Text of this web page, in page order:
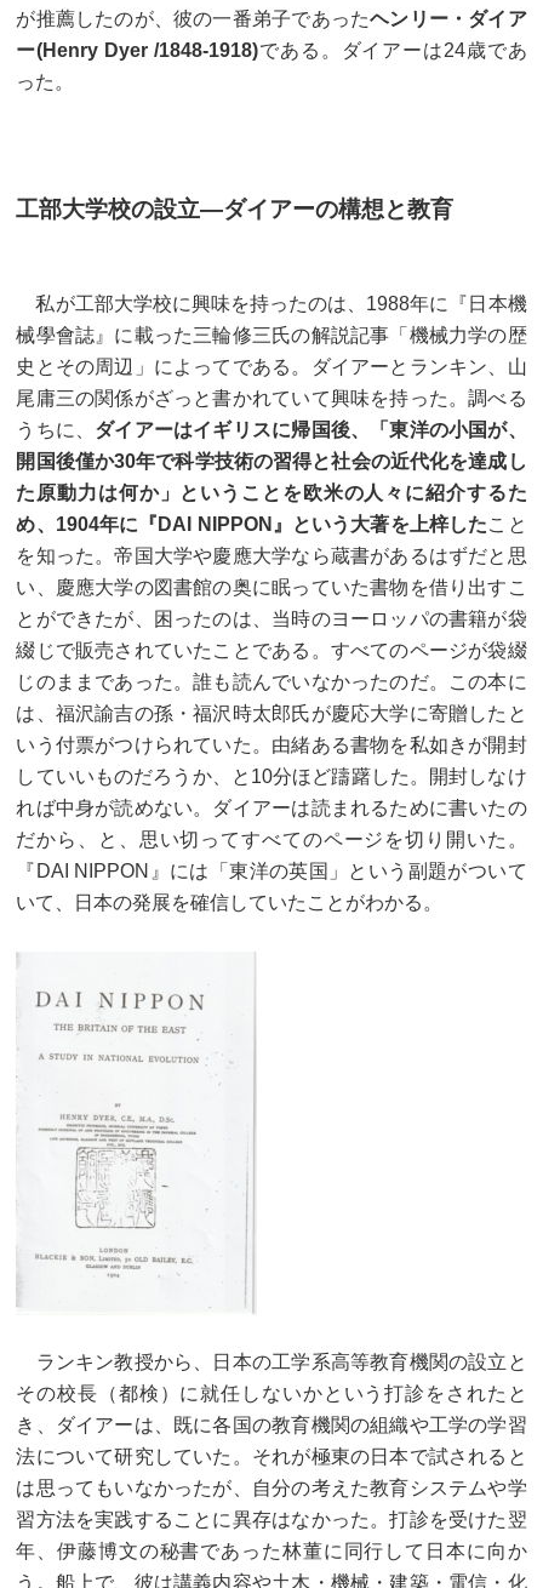
が推薦したのが、彼の一番弟子であったヘンリー・ダイア
ー(Henry Dyer /1848-1918)である。ダイアーは24歳であ
った。
工部大学校の設立—ダイアーの構想と教育
私が工部大学校に興味を持ったのは、1988年に『日本機
械學會誌』に載った三輪修三氏の解説記事「機械力学の歴
史とその周辺」によってである。ダイアーとランキン、山
尾庸三の関係がざっと書かれていて興味を持った。調べる
うちに、 ダイアーはイギリスに帰国後、「東洋の小国が、
開国後僅か30年で科学技術の習得と社会の近代化を達成し
た原動力は何か」ということを欧米の人々に紹介するた
め、1904年に『DAI NIPPON』という大著を上梓したこと
を知った。帝国大学や慶應大学なら蔵書があるはずだと思
い、慶應大学の図書館の奥に眠っていた書物を借り出すこ
とができたが、困ったのは、当時のヨーロッパの書籍が袋
綴じで販売されていたことである。すべてのページが袋綴
じのままであった。誰も読んでいなかったのだ。この本に
は、福沢諭吉の孫・福沢時太郎氏が慶応大学に寄贈したと
いう付票がつけられていた。由緒ある書物を私如きが開封
していいものだろうか、と10分ほど躊躇した。開封しなけ
れば中身が読めない。ダイアーは読まれるために書いたの
だから、と、思い切ってすべてのページを切り開いた。
『DAI NIPPON』には「東洋の英国」という副題がついて
いて、日本の発展を確信していたことがわかる。
ランキン教授から、日本の工学系高等教育機関の設立と
その校長（都検）に就任しないかという打診をされたと
き、ダイアーは、既に各国の教育機関の組織や工学の学習
法について研究していた。それが極東の日本で試されると
は思ってもいなかったが、自分の考えた教育システムや学
習方法を実践することに異存はなかった。打診を受けた翌
年、伊藤博文の秘書であった林董に同行して日本に向か
う。船上で、彼は講義内容や土木・機械・建築・電信・化